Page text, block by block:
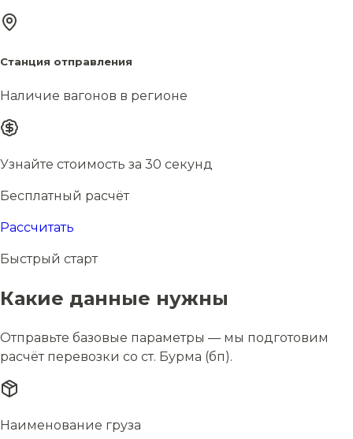
Станция отправления
Наличие вагонов в регионе
Узнайте стоимость за 30 секунд
Бесплатный расчёт
Рассчитать
Быстрый старт
Какие данные нужны
Отправьте базовые параметры — мы подготовим
расчёт перевозки со ст. Бурма (бп).
Наименование груза